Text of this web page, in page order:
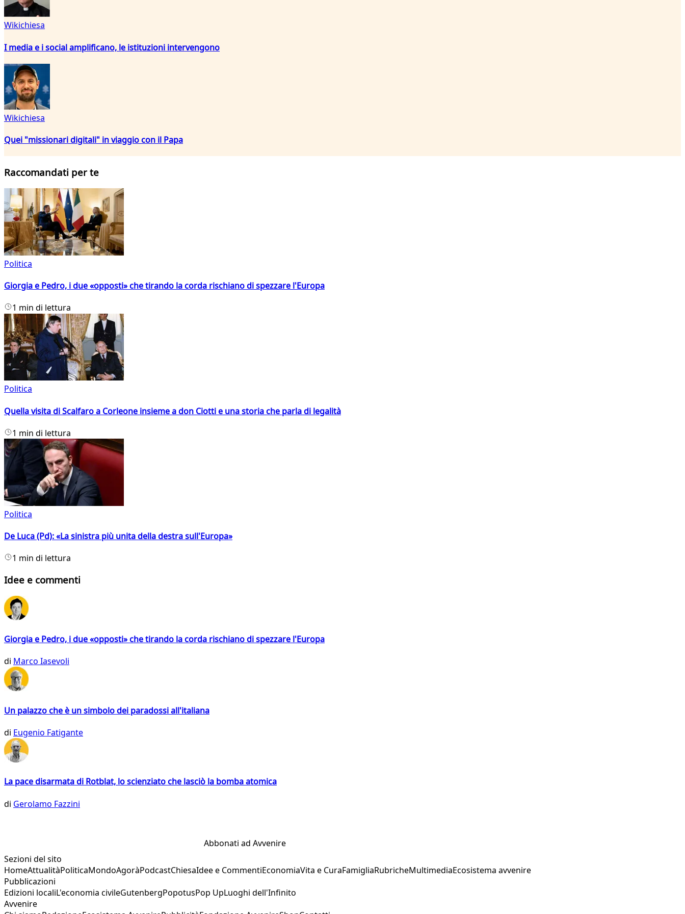
Wikichiesa
I media e i social amplificano, le istituzioni intervengono
Wikichiesa
Quei "missionari digitali" in viaggio con il Papa
Raccomandati per te
Politica
Giorgia e Pedro, i due «opposti» che tirando la corda rischiano di spezzare l'Europa
1 min di lettura
Politica
Quella visita di Scalfaro a Corleone insieme a don Ciotti e una storia che parla di legalità
1 min di lettura
Politica
De Luca (Pd): «La sinistra più unita della destra sull'Europa»
1 min di lettura
Idee e commenti
Giorgia e Pedro, i due «opposti» che tirando la corda rischiano di spezzare l'Europa
di Marco Iasevoli
Un palazzo che è un simbolo dei paradossi all'italiana
di Eugenio Fatigante
La pace disarmata di Rotblat, lo scienziato che lasciò la bomba atomica
di Gerolamo Fazzini
Abbonati ad Avvenire
Sezioni del sito
HomeAttualitàPoliticaMondoAgoràPodcastChiesaIdee e CommentiEconomiaVita e CuraFamigliaRubricheMultimediaEcosistema avvenire
Pubblicazioni
Edizioni localiL'economia civileGutenbergPopotusPop UpLuoghi dell'Infinito
Avvenire